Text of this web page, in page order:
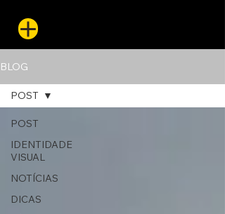
BLOG
POST
IDENTIDADE
VISUAL
NOTÍCIAS
DICAS
POST